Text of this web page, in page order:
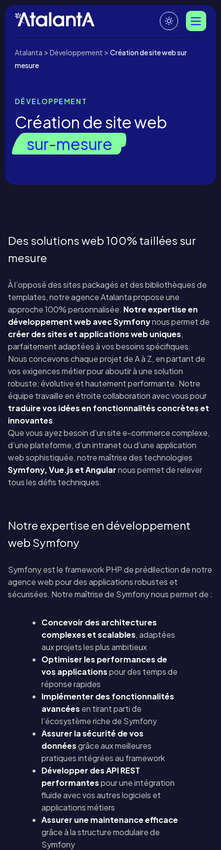
Atalanta >Développement >Création de site web sur
mesure
DÉVELOPPEMENT
Création de site web
sur-mesure
Des solutions web 100% taillées sur
mesure
À l’opposé des sites packagés et des bibliothèques de
templates, notre agence Atalanta propose une
approche 100% personnalisée. Notre expertise en
développement web avec Symfonynous permet de
créer des sites et applications web uniques,
parfaitement adaptées à vos besoins spécifiques.
Nous concevons chaque projet de A à Z, en partant de
vos exigences métier pour aboutir à une solution
robuste, évolutive et hautement performante. Notre
équipe travaille en étroite collaborationavec vous pour
traduire vos idées en fonctionnalités concrètes et
innovantes.
Que vous ayez besoin d’un site e-commerce complexe,
d’une plateforme, d’un intranet ou d’une application
web sophistiquée, notre maîtrise des technologies
Symfony, Vue.js et Angularnous permet de relever
tous les défis techniques.
Notre expertise en développement
web Symfony
Symfony est le framework PHP de prédilection de notre
agence web pour des applications robustes et
sécurisées. Notre maîtrise de Symfony nous permet de :
Concevoir des architectures
complexes et scalables, adaptées
aux projets les plus ambitieux
Optimiser les performances de
vos applicationspour des temps de
réponse rapides
Implémenter des fonctionnalités
avancées en tirant parti de
l’écosystème riche de Symfony
Assurer la sécurité de vos
donnéesgrâce aux meilleures
pratiques intégrées au framework
Développer des API REST
performantespour une intégration
fluide avec vos autres logiciels et
applications métiers
Assurer une maintenance efficace
grâce à la structure modulaire de
Symfony